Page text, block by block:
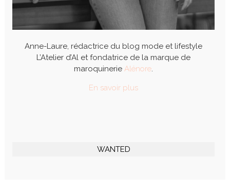
Anne-Laure, rédactrice du blog mode et lifestyle
L’Atelier d’Al et fondatrice de la marque de
maroquinerie Alénore.
En savoir plus
WANTED